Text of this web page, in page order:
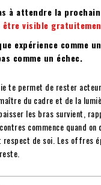
à attendre la
être visible
expérience comme
comme un échec.
te permet de rester
du cadre et de la
les bras survient,
commence quand on
de soi. Les offres